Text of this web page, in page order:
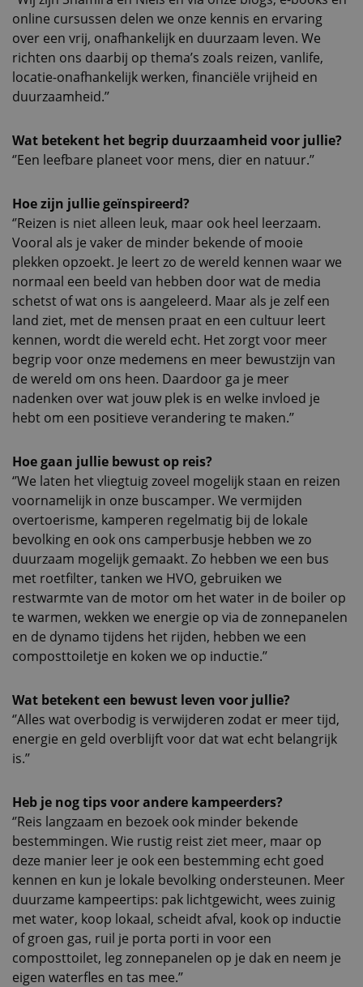
online cursussen delen we onze kennis en ervaring
over een vrij, onafhankelijk en duurzaam leven. We
richten ons daarbij op thema’s zoals reizen, vanlife,
locatie-onafhankelijk werken, financiële vrijheid en
duurzaamheid.’’
Wat betekent het begrip duurzaamheid voor jullie?
‘’Een leefbare planeet voor mens, dier en natuur.’’
Hoe zijn jullie geïnspireerd?
‘’Reizen is niet alleen leuk, maar ook heel leerzaam.
Vooral als je vaker de minder bekende of mooie
plekken opzoekt. Je leert zo de wereld kennen waar we
normaal een beeld van hebben door wat de media
schetst of wat ons is aangeleerd. Maar als je zelf een
land ziet, met de mensen praat en een cultuur leert
kennen, wordt die wereld echt. Het zorgt voor meer
begrip voor onze medemens en meer bewustzijn van
de wereld om ons heen. Daardoor ga je meer
nadenken over wat jouw plek is en welke invloed je
hebt om een positieve verandering te maken.’’
Hoe gaan jullie bewust op reis?
‘’We laten het vliegtuig zoveel mogelijk staan en reizen
voornamelijk in onze buscamper. We vermijden
overtoerisme, kamperen regelmatig bij de lokale
bevolking en ook ons camperbusje hebben we zo
duurzaam mogelijk gemaakt. Zo hebben we een bus
met roetfilter, tanken we HVO, gebruiken we
restwarmte van de motor om het water in de boiler op
te warmen, wekken we energie op via de zonnepanelen
en de dynamo tijdens het rijden, hebben we een
composttoiletje en koken we op inductie.’’
Wat betekent een bewust leven voor jullie?
‘’Alles wat overbodig is verwijderen zodat er meer tijd,
energie en geld overblijft voor dat wat echt belangrijk
is.’’
Heb je nog tips voor andere kampeerders?
‘’Reis langzaam en bezoek ook minder bekende
bestemmingen. Wie rustig reist ziet meer, maar op
deze manier leer je ook een bestemming echt goed
kennen en kun je lokale bevolking ondersteunen. Meer
duurzame kampeertips: pak lichtgewicht, wees zuinig
met water, koop lokaal, scheidt afval, kook op inductie
of groen gas, ruil je porta porti in voor een
composttoilet, leg zonnepanelen op je dak en neem je
eigen waterfles en tas mee.’’